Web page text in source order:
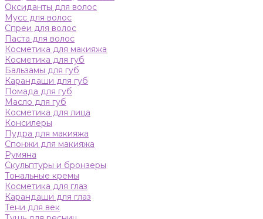
Оксиданты для волос
Мусс для волос
Спреи для волос
Паста для волос
Косметика для макияжа
Косметика для губ
Бальзамы для губ
Карандаши для губ
Помада для губ
Масло для губ
Косметика для лица
Консилеры
Пудра для макияжа
Спонжи для макияжа
Румяна
Скульптуры и бронзеры
Тональные кремы
Косметика для глаз
Карандаши для глаз
Тени для век